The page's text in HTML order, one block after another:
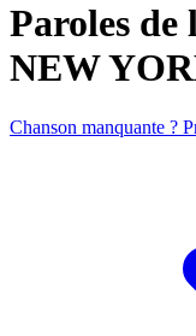
Paroles de
NEW
Chanson manquante ?